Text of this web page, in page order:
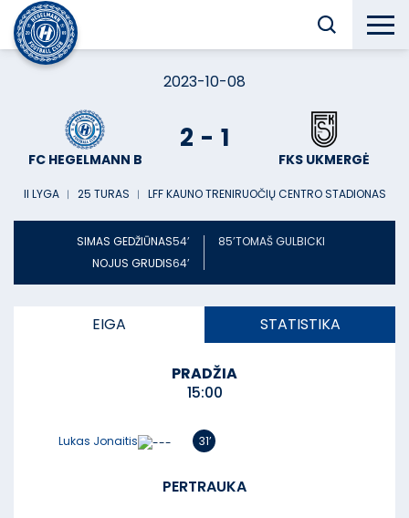
2023-10-08
FC HEGELMANN B
2 - 1
FKS UKMERGĖ
II LYGA ︱ 25 TURAS ︱ LFF KAUNO TRENIRUOČIŲ CENTRO STADIONAS
SIMAS GEDŽIŪNAS54’
NOJUS GRUDIS64’
85’TOMAŠ GULBICKI
EIGA STATISTIKA
PRADŽIA
15:00
Lukas Jonaitis 31’
PERTRAUKA